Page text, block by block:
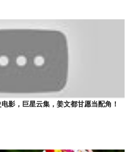
影，巨星云集，姜文都甘愿当配角！